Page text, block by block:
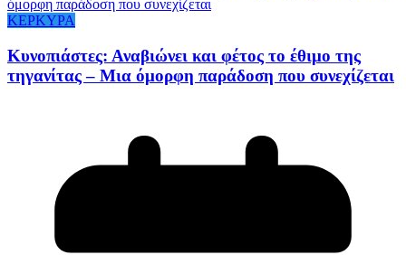
ΚΕΡΚΥΡΑ
Κυνοπιάστες: Αναβιώνει και φέτος το έθιμο της
τηγανίτας – Μια όμορφη παράδοση που συνεχίζεται